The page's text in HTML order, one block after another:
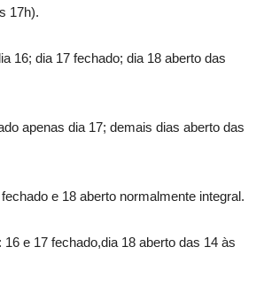
17h).
16; dia 17 fechado; dia 18 aberto das
apenas dia 17; demais dias aberto das
e 18 aberto normalmente integral.
e 17 fechado,dia 18 aberto das 14 às